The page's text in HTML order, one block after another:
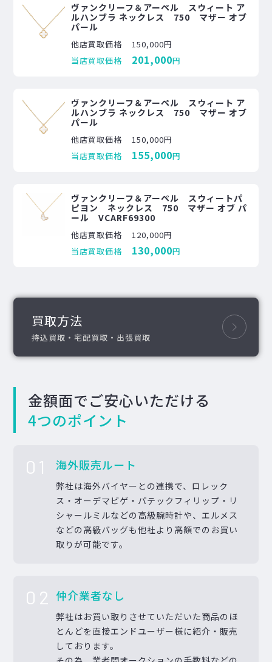
ヴァンクリーフ＆アーペル スウィート ア
ルハンブラ ネックレス 750 マザー オブ
パール
他店買取価格
150,000円
当店買取価格
201,000円
ヴァンクリーフ＆アーペル スウィート ア
ルハンブラ ネックレス 750 マザー オブ
パール
他店買取価格
150,000円
当店買取価格
155,000円
ヴァンクリーフ＆アーペル スウィートパ
ピヨン ネックレス 750 マザー オブ パ
ール VCARF69300
他店買取価格
120,000円
当店買取価格
130,000円
買取方法
持込買取・宅配買取・出張買取
金額面でご安心いただける
4つのポイント
01 海外販売ルート
弊社は海外バイヤーとの連携で、ロレック
ス・オーデマピゲ・パテックフィリップ・リ
シャールミルなどの高級腕時計や、エルメス
などの高級バッグも他社より高額でのお買い
取りが可能です。
02 仲介業者なし
弊社はお買い取りさせていただいた商品のほ
とんどを直接エンドユーザー様に紹介・販売
しております。